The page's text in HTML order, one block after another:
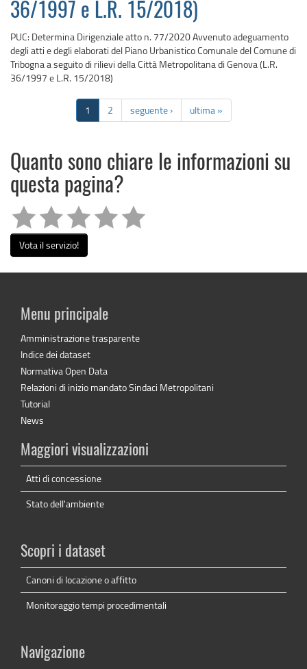
36/1997 e L.R. 15/2018)
PUC: Determina Dirigenziale atto n. 77/2020 Avvenuto adeguamento
degli atti e degli elaborati del Piano Urbanistico Comunale del Comune di
Tribogna a seguito di rilievi della Città Metropolitana di Genova (L.R.
36/1997 e L.R. 15/2018)
1 2 seguente › ultima »
Quanto sono chiare le informazioni su
questa pagina?
Vota il servizio!
Menu principale
Amministrazione trasparente
Indice dei dataset
Normativa Open Data
Relazioni di inizio mandato Sindaci Metropolitani
Tutorial
News
Maggiori visualizzazioni
Atti di concessione
Stato dell'ambiente
Scopri i dataset
Canoni di locazione o affitto
Monitoraggio tempi procedimentali
Navigazione